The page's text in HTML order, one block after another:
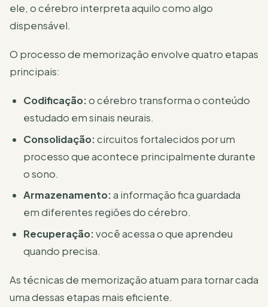
ele, o cérebro interpreta aquilo como algo
dispensável.
O processo de memorização envolve quatro etapas
principais:
Codificação:o cérebro transforma o conteúdo
estudado em sinais neurais.
Consolidação:circuitos fortalecidos por um
processo que acontece principalmente durante
o sono.
Armazenamento:a informação fica guardada
em diferentes regiões do cérebro.
Recuperação:você acessa o que aprendeu
quando precisa.
As técnicas de memorização atuam para tornar cada
uma dessas etapas mais eficiente.